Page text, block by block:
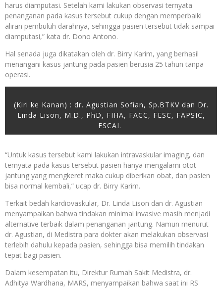
harus diamputasi. Setelah kami lakukan observasi ternyata
penanganan pada kasus tersebut cukup dengan memperbaiki
aliran pembuluh darahnya, sehingga pasien tersebut tidak sampai
diamputasi,” kata dr. Dono Antono.
Hal senada juga dikatakan oleh dr. Birry Karim, yang berhasil
menangani kasus jantung pada pasien berusia 25 tahun tanpa
operasi.
(Kiri ke Kanan) : dr. Agustian Sofian, Sp.BTKV dan Dr.
Linda Lison, M.D., PhD, FIHA, FACC, FESC, FAPSIC,
FSCAI.
“Untuk kasus tersebut kami lakukan intravaskular imaging, dan
ternyata pada kasus tersebut pasien hanya mengalami otot
jantung yang mengkeret maka cukup diberikan obat, dan pasien
bisa normal kembali,” ucap dr. Birry Karim.
Terkait bedah kardiovaskular, Dr. Linda Lison dan dr. Agustian
menyampaikan bahwa tindakan minimal invasive masih menjadi
alternative terbaik dalam penanganan jantung. Namun menurut
dr. Agustian, di Medistra para dokter akan melakukan observasi
terlebih dahulu kepada pasien, sehingga bisa memilih tindakan
tepat bagi pasien.
Dalam kesempatan itu, Direktur Rumah Sakit Medistra, dr.
Adhitya Wardhana, MARS, menyampaikan bahwa saat ini RS